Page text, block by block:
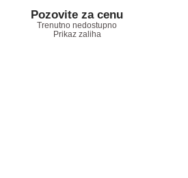
Pozovite za cenu
Trenutno nedostupno
Prikaz zaliha